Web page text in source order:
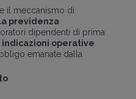
il meccanismo di
previdenza
dipendenti di prima
indicazioni operative
emanate dalla